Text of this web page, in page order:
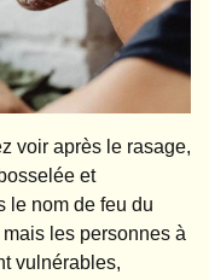
voir après le rasage,
et
le nom de feu du
les personnes à
vulnérables,